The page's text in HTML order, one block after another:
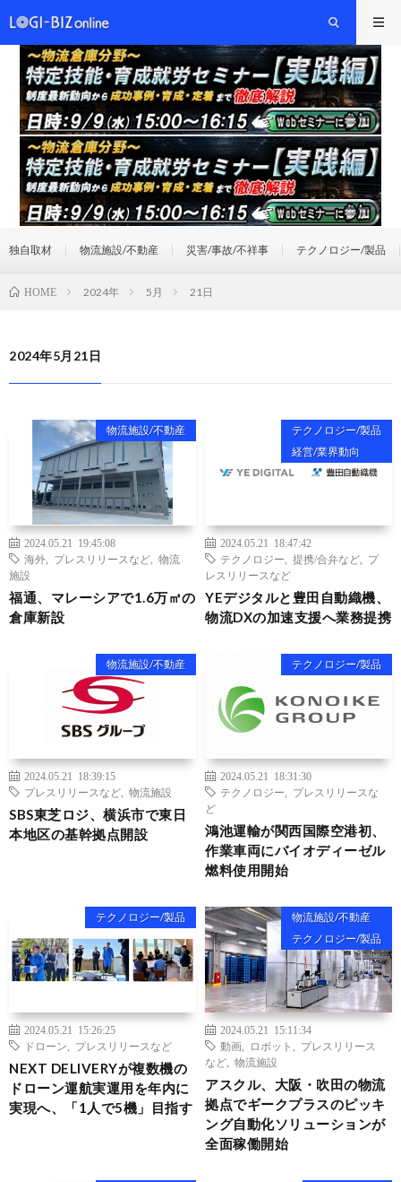
独自取材 物流施設/不動産 災害/事故/不祥事 テクノロジー/製品
HOME 2024年 5月 21日
2024年5月21日
物流施設/不動産
2024.05.21 19:45:08
海外
プレスリリースなど
物流
施設
福通、マレーシアで1.6万㎡の
倉庫新設
テクノロジー/製品
経営/業界動向
2024.05.21 18:47:42
テクノロジー
提携/合弁など
プ
レスリリースなど
YEデジタルと豊田自動織機、
物流DXの加速支援へ業務提携
物流施設/不動産
2024.05.21 18:39:15
プレスリリースなど
物流施設
SBS東芝ロジ、横浜市で東日
本地区の基幹拠点開設
テクノロジー/製品
2024.05.21 18:31:30
テクノロジー
プレスリリースな
ど
鴻池運輸が関西国際空港初、
作業車両にバイオディーゼル
燃料使用開始
テクノロジー/製品
2024.05.21 15:26:25
ドローン
プレスリリースなど
NEXT DELIVERYが複数機の
ドローン運航実運用を年内に
実現へ、「1人で5機」目指す
物流施設/不動産
テクノロジー/製品
2024.05.21 15:11:34
動画
ロボット
プレスリリース
など
物流施設
アスクル、大阪・吹田の物流
拠点でギークプラスのピッキ
ング自動化ソリューションが
全面稼働開始